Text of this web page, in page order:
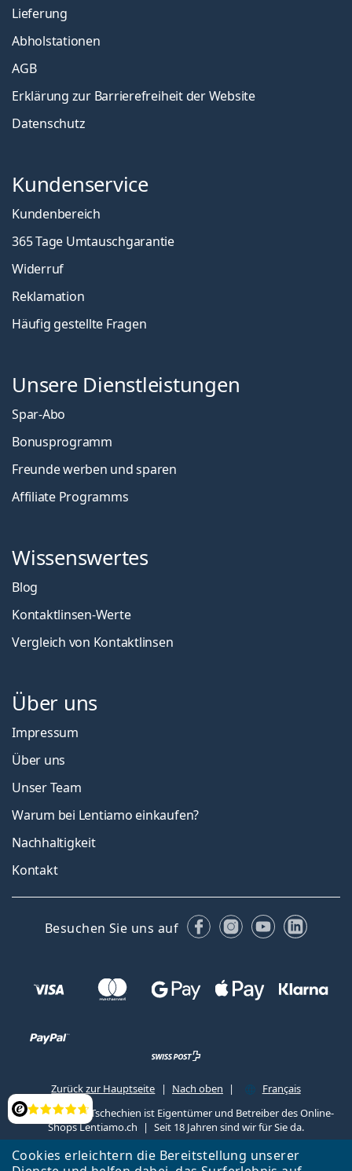
Cookies erleichtern die Bereitstellung unserer
Bewertung
Lieferung
Abholstationen
AGB
Erklärung zur Barrierefreiheit der Website
Datenschutz
Kundenservice
Kundenbereich
365 Tage Umtauschgarantie
Widerruf
Reklamation
Häufig gestellte Fragen
Unsere Dienstleistungen
Spar-Abo
Bonusprogramm
Freunde werben und sparen
Affiliate Programms
Wissenswertes
Blog
Kontaktlinsen-Werte
Vergleich von Kontaktlinsen
Über uns
Impressum
Über uns
Unser Team
Warum bei Lentiamo einkaufen?
Nachhaltigkeit
Kontakt
Besuchen Sie uns auf FacebookInstagram
YouTube
Zurück zur Hauptseite Nach oben
Français
Lentiamo s.r.o., Tschechien ist Eigentümer und Betreiber des Online-
Shops Lentiamo.ch
Seit 18 Jahren sind wir für Sie da.